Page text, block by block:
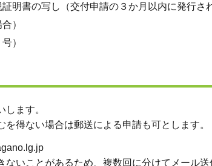
明書の写し（交付申請の３か月以内に発行さ
）
）
ます。
得ない場合は郵送による申請も可とします。
いことがあるため、複数回に分けてメール送